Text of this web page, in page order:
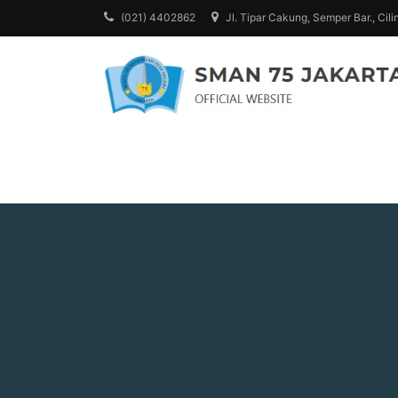
(021) 4402862 Jl. Tipar Cakung, Semper Bar.,